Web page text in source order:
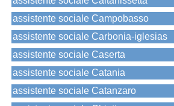
assistente sociale Campobasso
assistente sociale Carbonia-iglesias
assistente sociale Caserta
assistente sociale Catania
assistente sociale Catanzaro